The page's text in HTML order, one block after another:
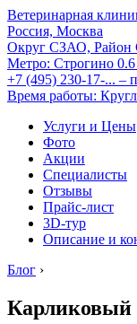
Ветеринарная
Россия, Москва
Округ СЗАО, Район
Метро: Строгино
+7 (495) 230-17-... –
Время работы:
Услуги и Цены
Фото
Акции
Специалисты
Отзывы
Прайс-лист
3D-тур
Описание и
Блог ›
Карликовый